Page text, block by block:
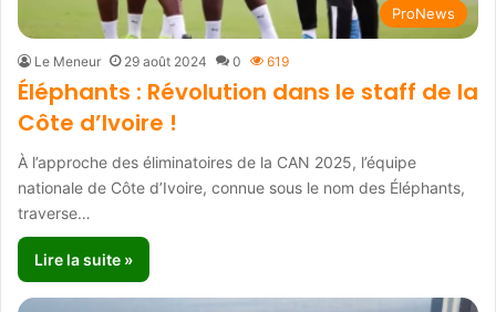
ProNews
Le Meneur 29 août 2024 0 619
Éléphants : Révolution dans le staff de la
Côte d’Ivoire !
À l’approche des éliminatoires de la CAN 2025, l’équipe
nationale de Côte d’Ivoire, connue sous le nom des Éléphants,
traverse…
Lire la suite »